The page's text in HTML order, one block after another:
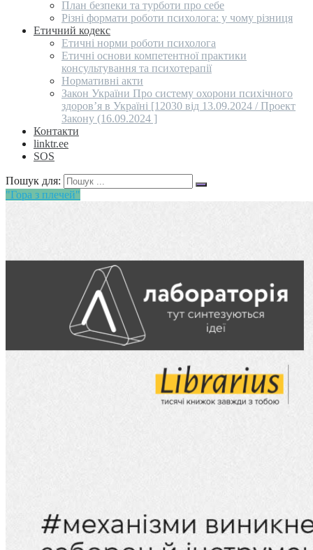
План безпеки та турботи про себе
Різні формати роботи психолога: у чому різниця
Етичний кодекс
Етичні норми роботи психолога
Етичні основи компетентної практики
консультування та психотерапії
Нормативні акти
Закон України Про систему охорони психічного
здоров’я в Україні [12030 від 13.09.2024 / Проект
Закону (16.09.2024 ]
Контакти
linktr.ee
SOS
Пошук для:
"Гора з плечей"